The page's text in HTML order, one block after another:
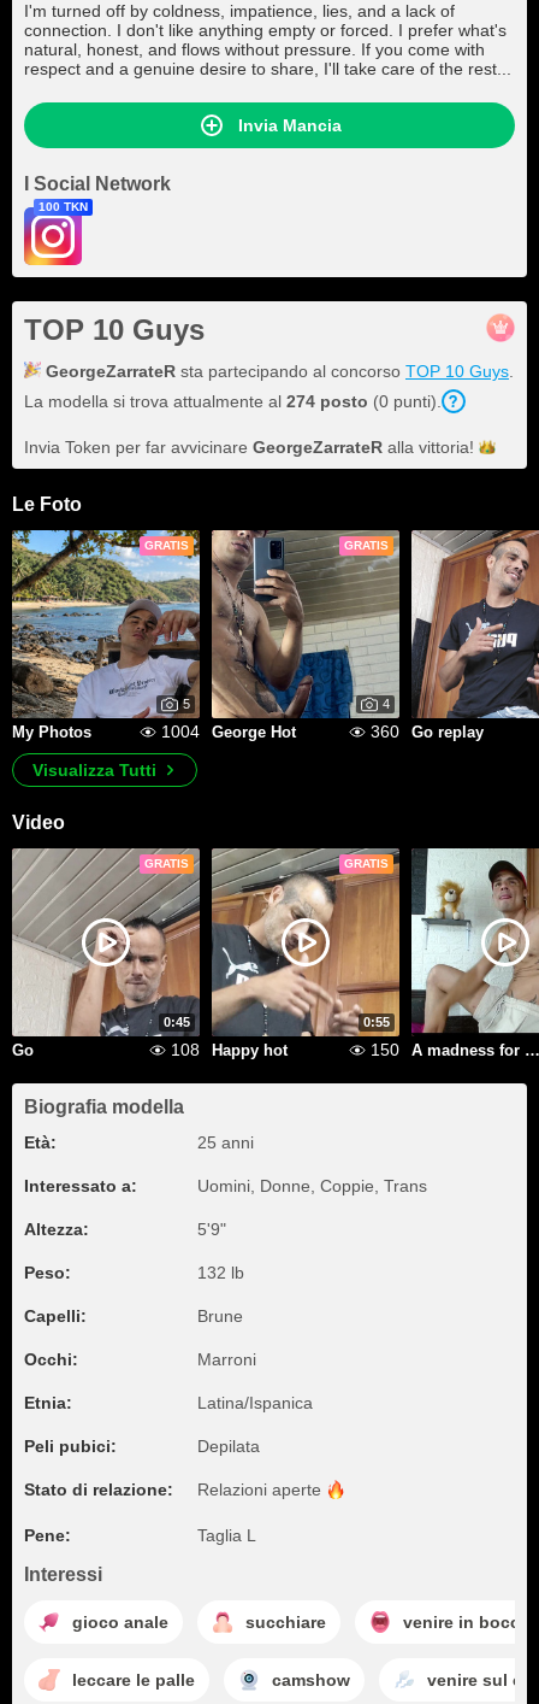
I'm turned off by coldness, impatience, lies, and a lack of
connection. I don't like anything empty or forced. I prefer what's
natural, honest, and flows without pressure. If you come with
respect and a genuine desire to share, I'll take care of the rest...
Invia Mancia
I Social Network
100 TKN
TOP 10 Guys
GeorgeZarrateR sta partecipando al concorso TOP 10 Guys
La modella si trova attualmente al 274 posto (0 punti).
Invia Token per far avvicinare GeorgeZarrateR alla vittoria!
Le Foto
GRATIS
5
My Photos 1004
GRATIS
4
George Hot 360 Go replay
Visualizza Tutti
Video
GRATIS
0:45
Go 108
GRATIS
0:55
Happy hot 150 A madness for you
Biografia modella
Età: 25 anni
Interessato a: Uomini, Donne, Coppie, Trans
Altezza: 5'9"
Peso: 132 lb
Capelli: Brune
Occhi: Marroni
Etnia: Latina/Ispanica
Peli pubici: Depilata
Stato di relazione: Relazioni aperte
Pene: Taglia L
Interessi
gioco anale succhiare venire in bocca
leccare le palle camshow venire sul